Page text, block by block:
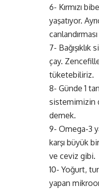
6- Kırmızı
yaşatıyor.
7-
çay.
tüketebiliriz.
8- Günde 1
sistemimizin
demek.
9- Omega-3
karşı büyük
ve ceviz gibi.
10- Yoğurt,
yapan